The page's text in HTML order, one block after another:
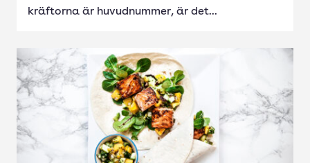
kräftorna är huvudnummer, är det...